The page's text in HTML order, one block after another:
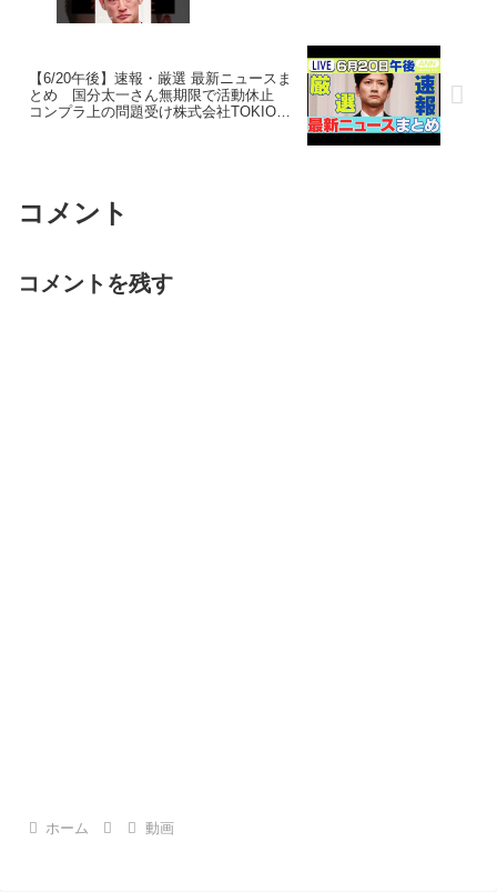
【6/20午後】速報・厳選 最新ニュースま
とめ 国分太一さん無期限で活動休止
コンプラ上の問題受け株式会社TOKIO発
コメント
コメントを残す
ホーム 動画